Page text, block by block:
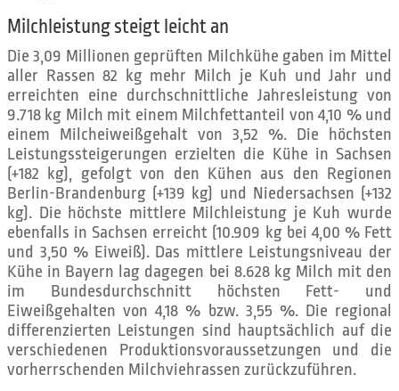
Milchleistung steigt leicht an
Die 3,09 Millionen geprüften Milchkühe gaben im Mittel
aller Rassen 82 kg mehr Milch je Kuh und Jahr und
erreichten eine durchschnittliche Jahresleistung von
9.718 kg Milch mit einem Milchfettanteil von 4,10 % und
einem Milcheiweißgehalt von 3,52 %. Die höchsten
Leistungssteigerungen erzielten die Kühe in Sachsen
(+182 kg), gefolgt von den Kühen aus den Regionen
Berlin-Brandenburg (+139 kg) und Niedersachsen (+132
kg). Die höchste mittlere Milchleistung je Kuh wurde
ebenfalls in Sachsen erreicht (10.909 kg bei 4,00 % Fett
und 3,50 % Eiweiß). Das mittlere Leistungsniveau der
Kühe in Bayern lag dagegen bei 8.628 kg Milch mit den
im Bundesdurchschnitt höchsten Fett- und
Eiweißgehalten von 4,18 % bzw. 3,55 %. Die regional
differenzierten Leistungen sind hauptsächlich auf die
verschiedenen Produktionsvoraussetzungen und die
vorherrschenden Milchviehrassen zurückzuführen.